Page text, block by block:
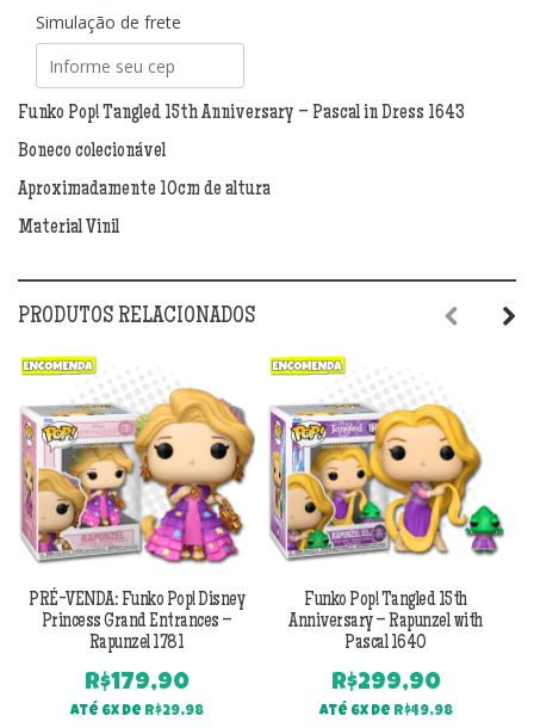
15th
Anniversary
Pascal
Dress
1643
quantidade
Simulação de frete
Funko Pop! Tangled 15th Anniversary – Pascal in Dress 1643
Boneco colecionável
Aproximadamente 10cm de altura
Material Vinil
PRODUTOS RELACIONADOS
PRÉ-VENDA: Funko Pop! Disney
Princess Grand Entrances –
Rapunzel 1781
R$179,90
Até 6x de R$29,98
Funko Pop! Tangled 15th
Anniversary – Rapunzel with
Pascal 1640
R$299,90
Até 6x de R$49,98